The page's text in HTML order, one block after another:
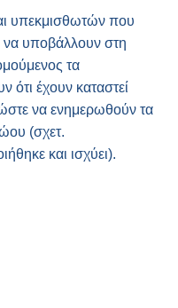
υπεκμισθωτών που
να υποβάλλουν στη
τα
ότι έχουν καταστεί
να ενημερωθούν τα
(σχετ.
και ισχύει).